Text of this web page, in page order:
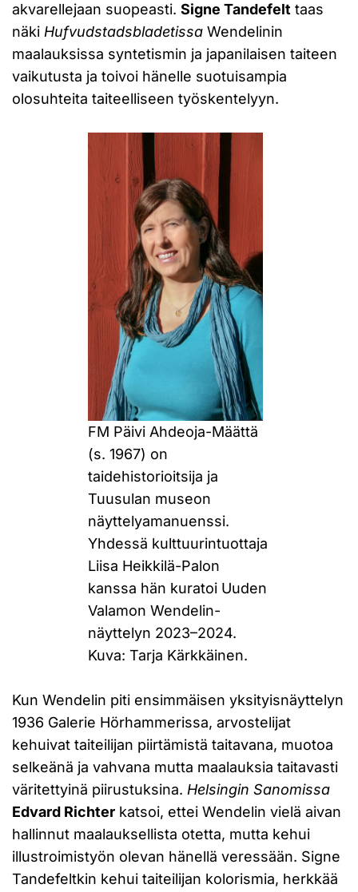
akvarellejaan suopeasti. Signe Tandefelt taas
näki Hufvudstadsbladetissa Wendelinin
maalauksissa syntetismin ja japanilaisen taiteen
vaikutusta ja toivoi hänelle suotuisampia
olosuhteita taiteelliseen työskentelyyn.
FM Päivi Ahdeoja-Määttä
(s. 1967) on
taidehistorioitsija ja
Tuusulan museon
näyttelyamanuenssi.
Yhdessä kulttuurintuottaja
Liisa Heikkilä-Palon
kanssa hän kuratoi Uuden
Valamon Wendelin-
näyttelyn 2023–2024.
Kuva: Tarja Kärkkäinen.
Kun Wendelin piti ensimmäisen yksityisnäyttelyn
1936 Galerie Hörhammerissa, arvostelijat
kehuivat taiteilijan piirtämistä taitavana, muotoa
selkeänä ja vahvana mutta maalauksia taitavasti
väritettyinä piirustuksina. Helsingin Sanomissa
Edvard Richter katsoi, ettei Wendelin vielä aivan
hallinnut maalauksellista otetta, mutta kehui
illustroimistyön olevan hänellä veressään. Signe
Tandefeltkin kehui taiteilijan kolorismia, herkkää